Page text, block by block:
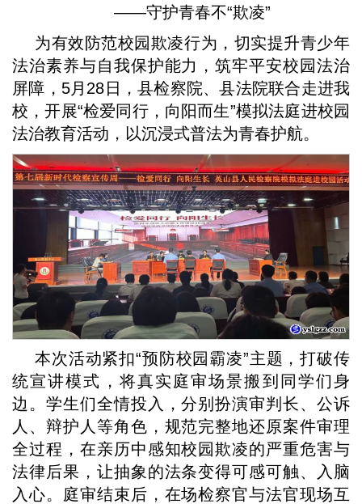
——守护青春不“欺凌”
为有效防范校园欺凌行为，切实提升青少年
法治素养与自我保护能力，筑牢平安校园法治
屏障，5月28日，县检察院、县法院联合走进我
校，开展“检爱同行，向阳而生”模拟法庭进校园
法治教育活动，以沉浸式普法为青春护航。
本次活动紧扣“预防校园霸凌”主题，打破传
统宣讲模式，将真实庭审场景搬到同学们身
边。学生们全情投入，分别扮演审判长、公诉
人、辩护人等角色，规范完整地还原案件审理
全过程，在亲历中感知校园欺凌的严重危害与
法律后果，让抽象的法条变得可感可触、入脑
入心。庭审结束后，在场检察官与法官现场互